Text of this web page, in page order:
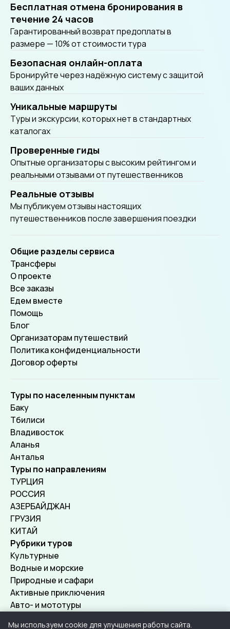
Бесплатная отмена бронирования в
течение 24 часов
Гарантированный возврат предоплаты в
размере — 10% от стоимости тура
Безопасная онлайн-оплата
Бронируйте через надёжную систему с защитой
ваших данных
Уникальные маршруты
Tуры и экскурсии, которых нет в стандартных
каталогах
Проверенные гиды
Опытные организаторы с высоким рейтингом и
реальными отзывами от путешественников
Реальные отзывы
Мы публикуем отзывы настоящих
путешественников после завершения поездки
Общие разделы сервиса
Трансферы
О проекте
Все заказы
Едем вместе
Помощь
Блог
Организаторам путешествий
Политика конфиденциальности
Договор оферты
Туры по населенным пунктам
Баку
Тбилиси
Владивосток
Аланья
Анталья
Туры по направлениям
ТУРЦИЯ
РОССИЯ
АЗЕРБАЙДЖАН
ГРУЗИЯ
КИТАЙ
Рубрики туров
Культурные
Водные и морские
Природные и сафари
Активные приключения
Авто- и мототуры
Мы используем cookie для улучшения работы сайта.